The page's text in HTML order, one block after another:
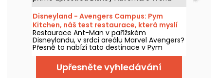
Tento nový restaurant, laděný do
skandinávského stylu, nabízí návštěvníkům
pokračování zážitku z Arendelle
prostřednictvím atmosféry, dekorací a
speciální nabídky jídel připravené právě pro
tuto část parku. Vyzkoušeli jsme a máme
vám co povědět!
Disneyland - Avengers Campus: Pym
Kitchen, náš test restaurace, která myslí
ve velkém i v malém
Restaurace Ant-Man v pařížském
Disneylandu, v srdci areálu Marvel Avengers?
Přesně to nabízí tato destinace v Pym
Kitchen, novém bufetu "all-you-can-eat" s
neúměrně velkými produkty v obřích nebo
miniaturních verzích. Je to zábavný a hravý
způsob, jak si vychutnat jídlo pro tuto
Upřesněte vyhledávání